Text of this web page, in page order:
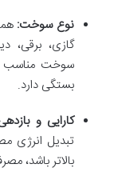
نوع سوخت:
گازی، برقی،
سوخت مناسب
بستگی دارد.
کارایی و
تبدیل انرژی
بالاتر باشد،